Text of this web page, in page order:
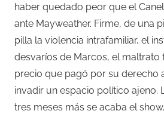
haber quedado peor que el
ante Mayweather. Firme, de una
pilla la violencia intrafamiliar, el
desvaríos de Marcos, el maltrato
precio que pagó por su derecho
invadir un espacio político ajeno.
tres meses más se acaba el